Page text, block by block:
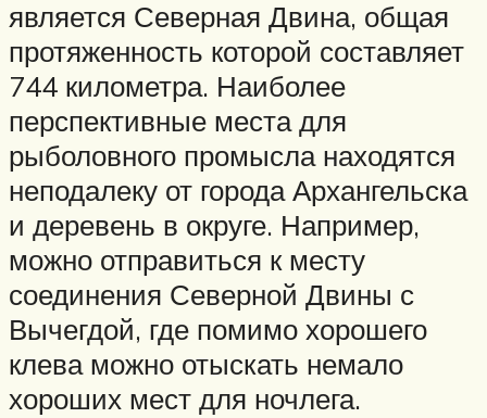
является Северная Двина, общая
протяженность которой составляет
744 километра. Наиболее
перспективные места для
рыболовного промысла находятся
неподалеку от города Архангельска
и деревень в округе. Например,
можно отправиться к месту
соединения Северной Двины с
Вычегдой, где помимо хорошего
клева можно отыскать немало
хороших мест для ночлега.